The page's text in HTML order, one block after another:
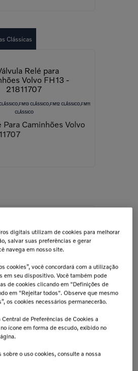
Clássicas
CLÁSSICO,FM12 CLÁSSICO,FM11
CLÁSSICO
Para Caminhões Volvo
De Ar Do Freio Para
- Reman
1
digitais utilizam de cookies para melhorar
salvar suas preferências e gerar
navega em nosso site.
cookies”, você concordará com a utilização
em seu dispositivo. Você também pode
de cookies clicando em "Definições de
em "Rejeitar todos". Observe que mesmo
os cookies necessários permanecerão.
de Preferências de Cookies a
ícone em forma de escudo, exibido no
o uso cookies, consulte a nossa